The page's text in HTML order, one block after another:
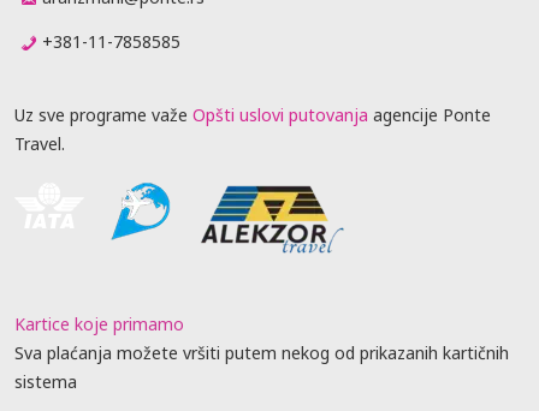
+381-11-7858585
Uz sve programe važe Opšti uslovi putovanja agencije Ponte
Travel.
Kartice koje primamo
Sva plaćanja možete vršiti putem nekog od prikazanih kartičnih
sistema